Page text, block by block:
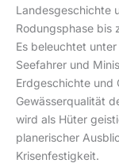
Landesgeschichte
Rodungsphase bis
Es beleuchtet
Seefahrer und
Erdgeschichte und
Gewässerqualität
wird als Hüter
planerischer
Krisenfestigkeit.